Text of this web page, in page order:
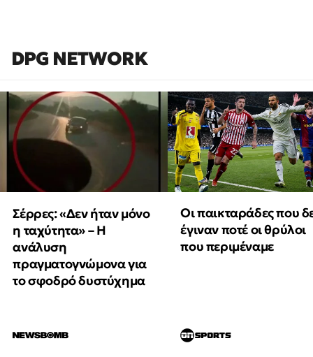
DPG NETWORK
Σέρρες: «Δεν ήταν μόνο
η ταχύτητα» – Η
ανάλυση
πραγματογνώμονα για
το σφοδρό δυστύχημα
Οι παικταράδες που
έγιναν ποτέ οι θρύλοι
που περιμέναμε